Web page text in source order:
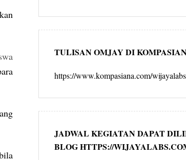
TULISAN OMJAY DI
https://www.kompasiana.com/wijayalabs
JADWAL KEGIATAN DAPAT
BLOG HTTPS://